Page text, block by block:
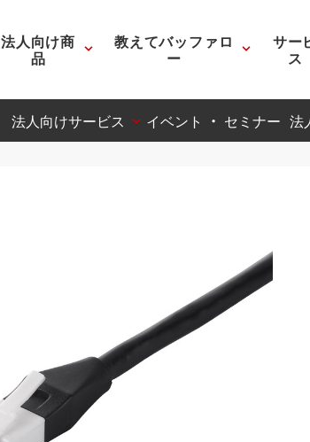
法人向け商
品
教えてバッファロ
ー
サー
ス
法人向けサービス イベント ・ セミナー 法